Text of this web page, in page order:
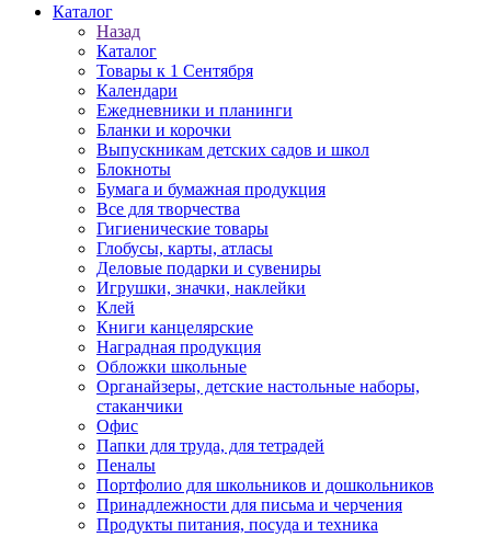
Каталог
Назад
Каталог
Товары к 1 Сентября
Календари
Ежедневники и планинги
Бланки и корочки
Выпускникам детских садов и школ
Блокноты
Бумага и бумажная продукция
Все для творчества
Гигиенические товары
Глобусы, карты, атласы
Деловые подарки и сувениры
Игрушки, значки, наклейки
Клей
Книги канцелярские
Наградная продукция
Обложки школьные
Органайзеры, детские настольные наборы,
стаканчики
Офис
Папки для труда, для тетрадей
Пеналы
Портфолио для школьников и дошкольников
Принадлежности для письма и черчения
Продукты питания, посуда и техника